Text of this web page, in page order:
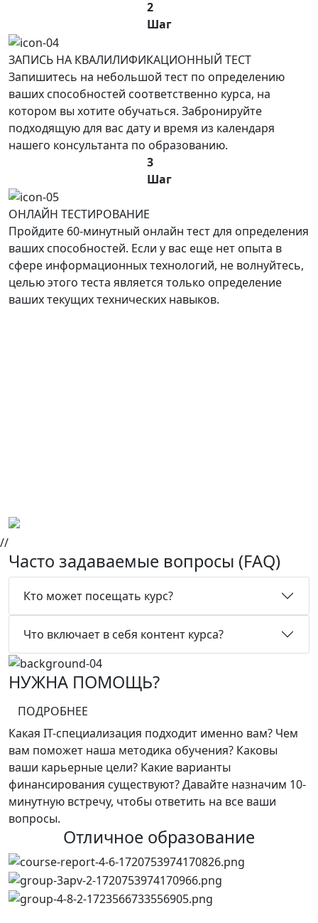
2
Шаг
ЗАПИCЬ НА КВАЛИЛИФИКАЦИОННЫЙ ТЕСТ
Запишитесь на небольшой тест по определению
ваших способностей соответственно курса, на
котором вы хотите обучаться. Забронируйте
подходящую для вас дату и время из календаря
нашего консультанта по образованию.
3
Шаг
ОНЛАЙН ТЕСТИРОВАНИЕ
Пройдите 60-минутный онлайн тест для определения
ваших способностей. Если у вас еще нет опыта в
сфере информационных технологий, не волнуйтесь,
целью этого теста является только определение
ваших текущих технических навыков.
//
Часто задаваемые вопросы (FAQ)
Кто может посещать курс?
Что включает в себя контент курса?
НУЖНА ПОМОЩЬ?
ПОДРОБНЕЕ
Какая IT-специализация подходит именно вам? Чем
вам поможет наша методика обучения? Каковы
ваши карьерные цели? Какие варианты
финансирования существуют? Давайте назначим 10-
минутную встречу, чтобы ответить на все ваши
вопросы.
Отличное образование